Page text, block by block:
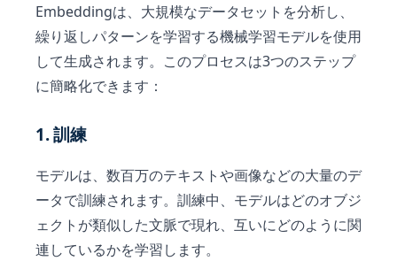
Embeddingは、大規模なデータセットを分析し、
繰り返しパターンを学習する機械学習モデルを使用
して生成されます。このプロセスは3つのステップ
に簡略化できます：
1. 訓練
モデルは、数百万のテキストや画像などの大量のデ
ータで訓練されます。訓練中、モデルはどのオブジ
ェクトが類似した文脈で現れ、互いにどのように関
連しているかを学習します。